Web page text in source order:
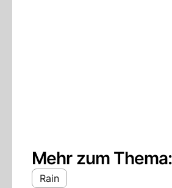
Mehr zum Thema:
Rain